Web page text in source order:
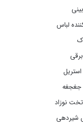
لباس
تخت نوزاد
شیردهی